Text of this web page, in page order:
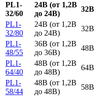
PL1-
32/60
24В (от 1,2В
до 24В)
32В
PL1-
32/80
24В (от 1,2В
до 24В)
32В
PL1-
48/55
36В (от 1,2В
до 36В)
48В
PL1-
64/40
48В (от 1,2В
до 48В)
64В
PL1-
58/44
48В (от 1,2В
до 48В)
58В